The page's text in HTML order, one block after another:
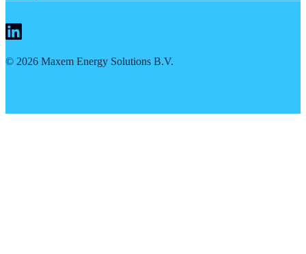
© 2026 Maxem Energy Solutions B.V.